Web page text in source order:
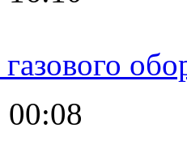
газового
00:08